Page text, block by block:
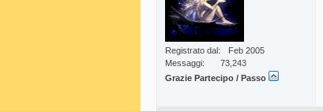
Registrato dal
Feb 2005
Messaggi
73,243
Grazie Partecipo / Passo